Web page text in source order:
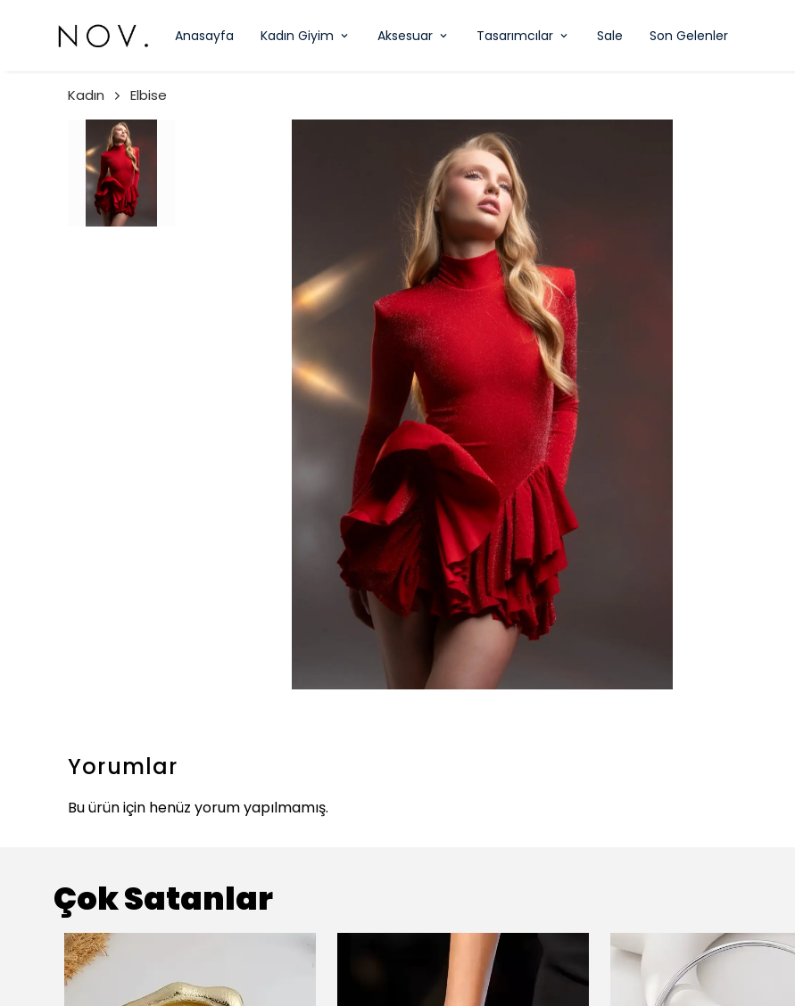
Anasayfa Kadın Giyim Aksesuar Tasarımcılar Sale Son Gelenler
Kadın Elbise
Yorumlar
Bu ürün için henüz yorum yapılmamış.
Çok Satanlar